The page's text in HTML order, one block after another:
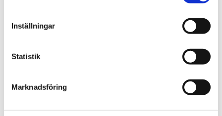
Inställningar
Statistik
Marknadsföring
BRONZEplus flänskil
173kr
KÖP
BRONZEplus flänskil